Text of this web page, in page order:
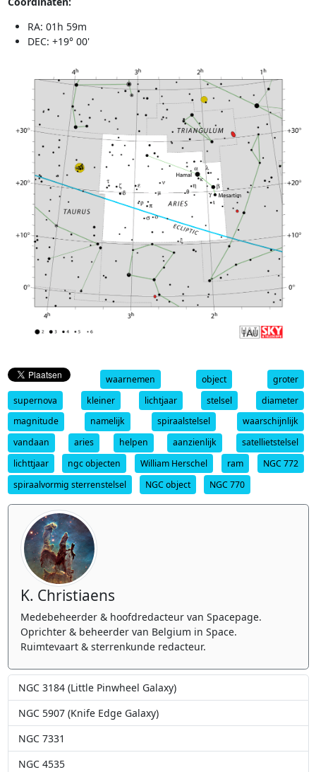
RA: 01h 59m
DEC: +19° 00'
waarnemen object
groter
supernova
kleiner lichtjaar stelsel
diameter
magnitude
namelijk spiraalstelsel
waarschijnlijk
vandaan
aries helpen aanzienlijk
satellietstelsel
lichttjaar
ngc objecten William Herschel ram
NGC 772
spiraalvormig sterrenstelsel
NGC object NGC 770
K. Christiaens
Medebeheerder & hoofdredacteur van Spacepage.
Oprichter & beheerder van Belgium in Space.
Ruimtevaart & sterrenkunde redacteur.
NGC 3184 (Little Pinwheel Galaxy)
NGC 5907 (Knife Edge Galaxy)
NGC 7331
NGC 4535